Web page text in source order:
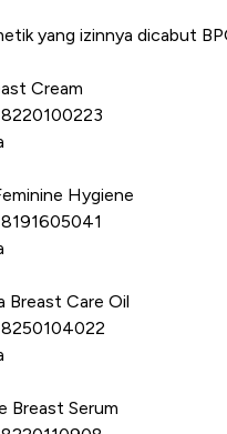
yang izinnya dicabut
Cream
Hygiene
Breast Care Oil
Breast Serum
Tutup Keran Ekspor,
Terbang ke Zona